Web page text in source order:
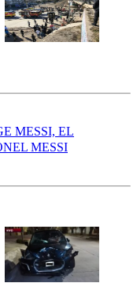
MESSI, EL
MESSI